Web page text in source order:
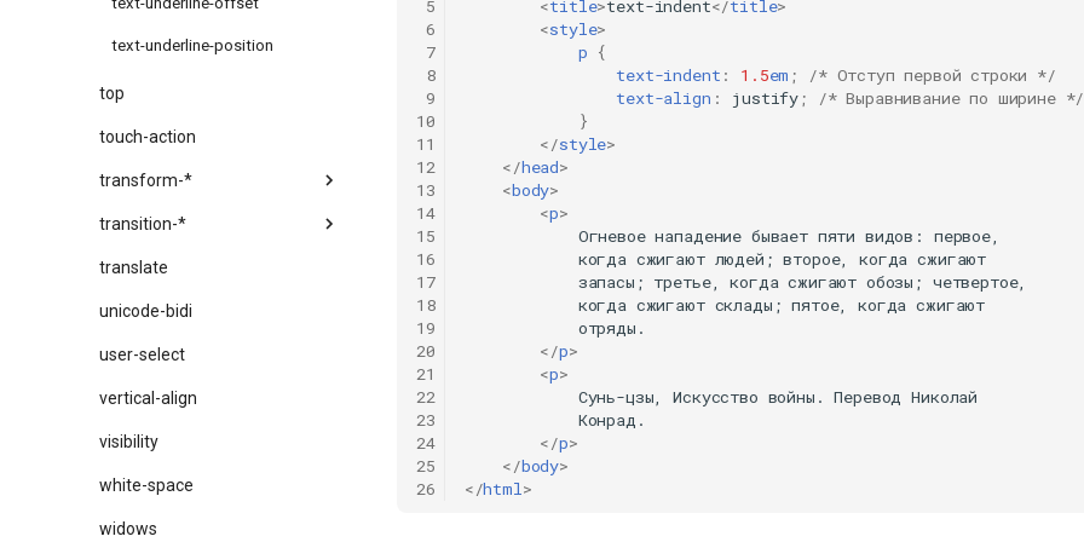
text-underline-position
top
touch-action
transform-*
transition-*
translate
unicode-bidi
user-select
vertical-align
visibility
white-space
widows
5
6
7
8
9
10
11
12
13
14
15
16
17
18
19
20
21
22
23
24
25
26
<title>text-indent</title>
<style>
p {
text-indent : 1.5em ;
/* Отступ первой строки */
text-align : justify;
/* Выравнивание по ширине */
}
</style>
</head>
<body>
<p>
            Огневое нападение бывает пяти видов: первое,
            когда сжигают людей; второе, когда сжигают
            запасы; третье, когда сжигают обозы; четвертое,
            когда сжигают склады; пятое, когда сжигают
            отряды.
</p>
<p>
            Сунь-цзы, Искусство войны. Перевод Николай
            Конрад.
</p>
</body>
</html>